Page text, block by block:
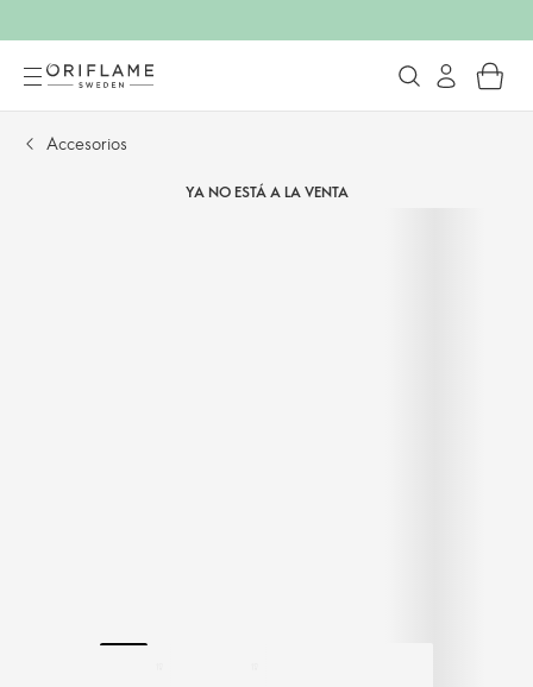
Accesorios
YA NO ESTÁ A LA VENTA